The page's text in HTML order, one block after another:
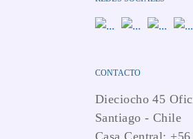
CONTACTO
Dieciocho 45
Santiago - Chile